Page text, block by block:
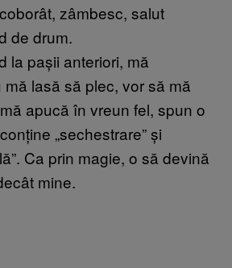
zâmbesc, salut
de drum.
la pașii anteriori, mă
lasă să plec, vor să mă
apucă în vreun fel, spun o
„sechestrare” și
Ca prin magie, o să devină
mine.